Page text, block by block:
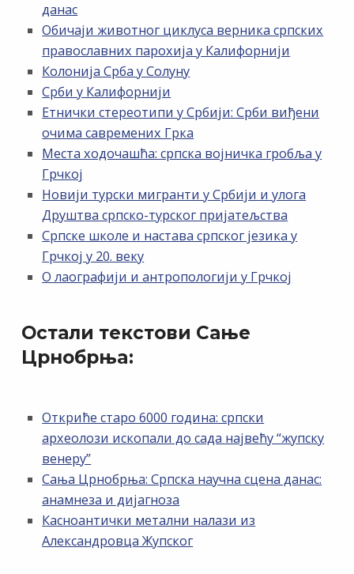
данас
Обичаји животног циклуса верника српских
православних парохија у Калифорнији
Колонија Срба у Солуну
Срби у Калифорнији
Етнички стереотипи у Србији: Срби виђени
очима савремених Грка
Места ходочашћа: српска војничка гробља у
Грчкој
Новији турски мигранти у Србији и улога
Друштва српско-турског пријатељства
Српске школе и настава српског језика у
Грчкој у 20. веку
О лаографији и антропологији у Грчкој
Остали текстови Сање
Црнобрњa:
Откриће старо 6000 година: српски
археолози ископали до сада највећу “жупску
венеру”
Сања Црнобрња: Српска научна сцена данас:
анамнеза и дијагноза
Касноантички метални налази из
Александровца Жупског